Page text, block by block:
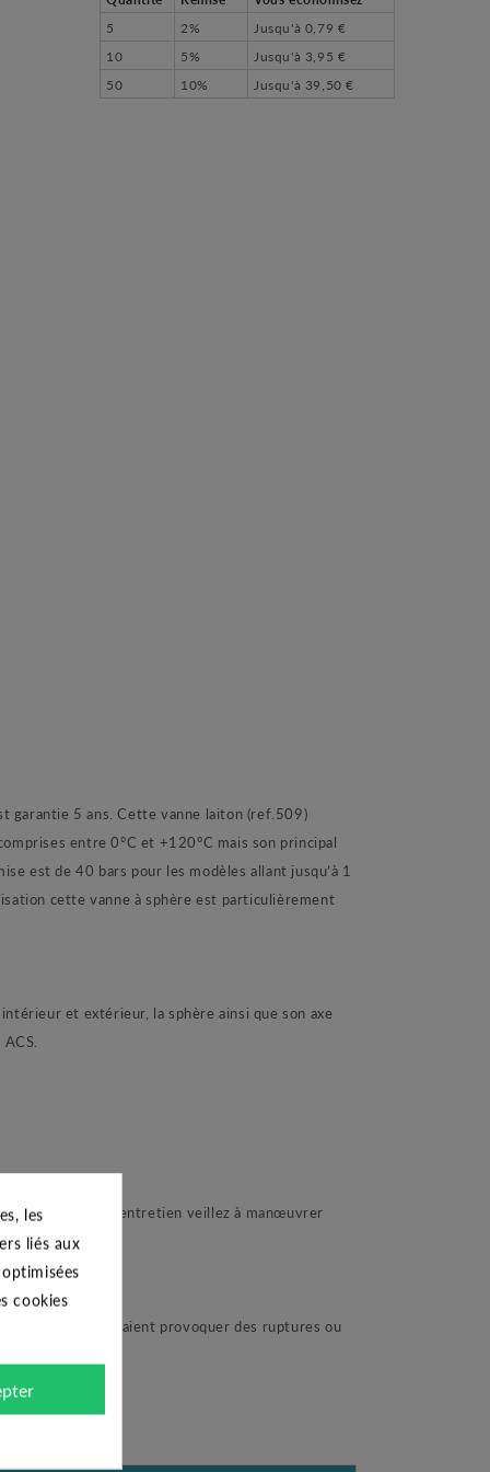
5
2% Jusqu'à 0,79 €
10
5% Jusqu'à 3,95 €
50
10% Jusqu'à 39,50 €
garantie 5 ans. Cette vanne laiton (ref.509)
entre 0°C et +120°C mais son principal
est de 40 bars pour les modèles allant jusqu’à 1
cette vanne à sphère est particulièrement
et extérieur, la sphère ainsi que son axe
pour un bon entretien veillez à manœuvrer
de clé qui pourraient provoquer des ruptures ou
les
liés aux
cookies